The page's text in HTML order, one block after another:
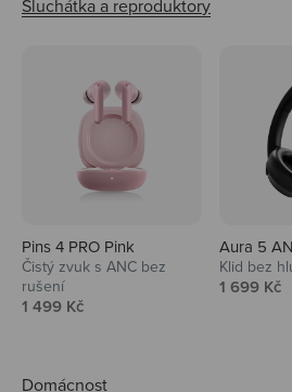
Pins 4 PRO Pink
Čistý zvuk s ANC bez
rušení
Prodejní cena
1 499 Kč
Aura 5
Klid bez
Prodejní
1 699 Kč